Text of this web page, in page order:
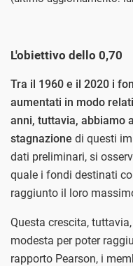
L'obiettivo dello 0,70
Tra il 1960 e il 2020 i
aumentati in modo
anni, tuttavia, abbiamo
stagnazione di questi
dati preliminari, si
quale i fondi destinati
raggiunto il loro
Questa crescita,
modesta per poter
rapporto Pearson, i